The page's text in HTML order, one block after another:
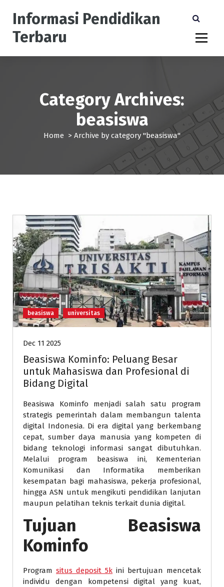
Informasi Pendidikan
Terbaru
Category Archives:
beasiswa
Home > Archive by category "beasiswa"
beasiswa universitas
Dec 11 2025
Beasiswa Kominfo: Peluang Besar
untuk Mahasiswa dan Profesional di
Bidang Digital
Beasiswa Kominfo menjadi salah satu program
strategis pemerintah dalam membangun talenta
digital Indonesia. Di era digital yang berkembang
cepat, sumber daya manusia yang kompeten di
bidang teknologi informasi sangat dibutuhkan.
Melalui program beasiswa ini, Kementerian
Komunikasi dan Informatika memberikan
kesempatan bagi mahasiswa, pekerja profesional,
hingga ASN untuk mengikuti pendidikan lanjutan
maupun pelatihan teknis terkait dunia digital.
Tujuan Beasiswa
Kominfo
Program situs deposit 5k ini bertujuan mencetak
individu dengan kompetensi digital yang kuat,